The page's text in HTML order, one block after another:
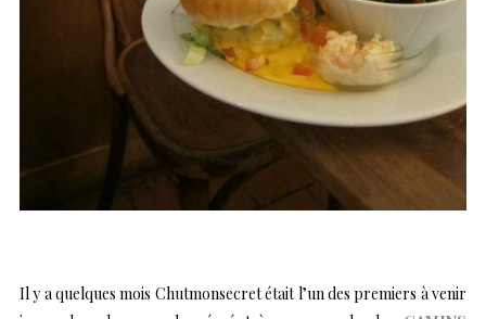
Il y a quelques mois Chutmonsecret était l’un des premiers à venir